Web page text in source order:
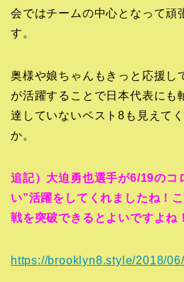
会ではチームの中心となって頑
す。
奥様や娘ちゃんもきっと応援し
が活躍することで日本代表にも
達していないベスト8も見えて
か。
追記）大迫勇也選手が6/19のコ
い”活躍をしてくれましたね！
戦を突破できるとよいですよね！
https://brooklyn8.style/2018/